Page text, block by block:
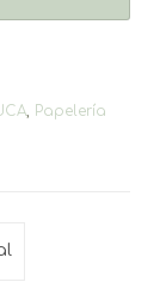
Papelería